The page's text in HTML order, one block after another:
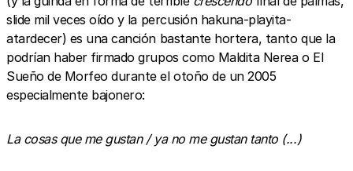
slide mil veces oído y la percusión hakuna-playita-
atardecer) es una canción bastante hortera, tanto que la
podrían haber firmado grupos como Maldita Nerea o El
Sueño de Morfeo durante el otoño de un 2005
especialmente bajonero:
La cosas que me gustan / ya no me gustan tanto (...)